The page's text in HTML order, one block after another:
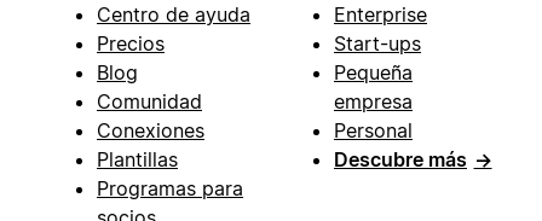
Centro de ayuda
Precios
Blog
Comunidad
Conexiones
Plantillas
Programas para
Enterprise
Start-ups
Pequeña
empresa
Personal
Descubre más →